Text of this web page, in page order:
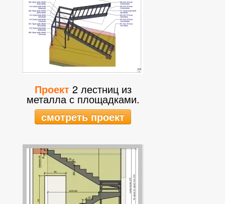
Проект2 лестниц из
металла с площадками.
смотреть проект